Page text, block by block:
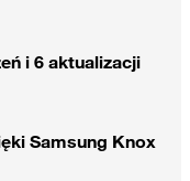
i 6 aktualizacji
Samsung Knox